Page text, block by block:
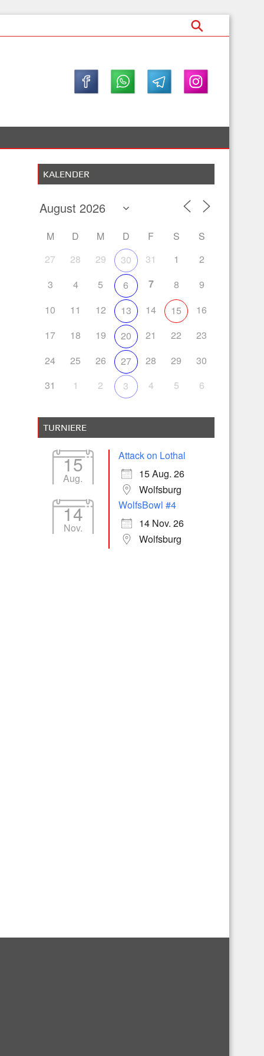
KALENDER
M D M D F S
S
27
28 29 30 31 1
2
3
4 5 6 7 8
9
10
11 12 13 14 15
16
17
18 19 20 21 22
23
24
25 26 27 28 29
30
31
1 2 3 4 5 6
TURNIERE
15
Aug.
Attack on Lothal
15 Aug. 26
Wolfsburg
14
Nov.
WolfsBowl #4
14 Nov. 26
Wolfsburg